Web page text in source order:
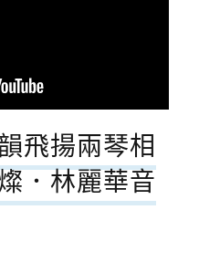
飛揚兩琴相
．林麗華音